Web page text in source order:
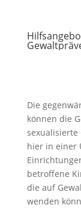
Die
können die
sexualisierte
hier in einer
betroffene
die auf
wenden